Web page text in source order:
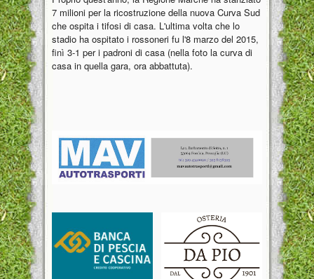
7 milioni per la ricostruzione della nuova Curva Sud
che ospita i tifosi di casa. L'ultima volta che lo
stadio ha ospitato i rossoneri fu l'8 marzo del 2015,
finì 3-1 per i padroni di casa (nella foto la curva di
casa in quella gara, ora abbattuta).